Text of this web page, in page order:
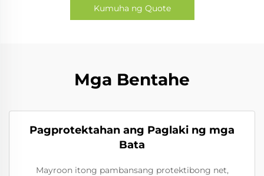
Kumuha ng Quote
Mga Bentahe
Pagprotektahan ang Paglaki ng mga
Bata
Mayroon itong pambansang protektibong net,